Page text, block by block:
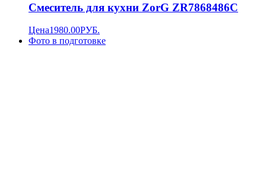
Смеситель для кухни ZorG ZR7868486C
Цена1980.00РУБ.
Фото в подготовке